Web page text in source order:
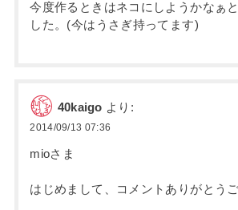
今度作るときはネコにしようかなぁ
した。(今はうさぎ持ってます)
40kaigo より:
2014/09/13 07:36
mioさま
はじめまして、コメントありがとう